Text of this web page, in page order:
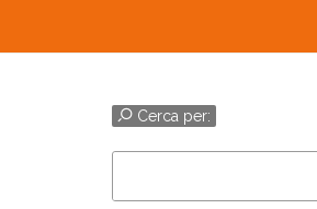
Cerca per: